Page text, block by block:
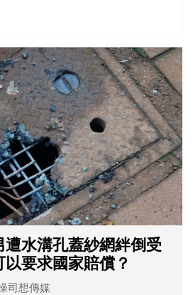
遭水溝孔蓋紗網絆倒受
要求國家賠償？
司想傳媒